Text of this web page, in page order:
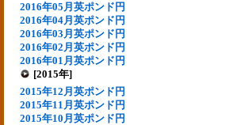
2016年05月英ポンド円
2016年04月英ポンド円
2016年03月英ポンド円
2016年02月英ポンド円
2016年01月英ポンド円
[2015年]
2015年12月英ポンド円
2015年11月英ポンド円
2015年10月英ポンド円